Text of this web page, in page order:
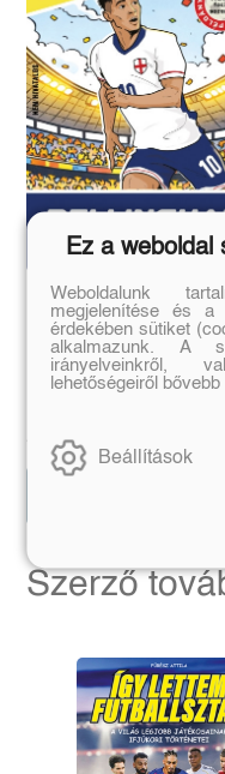
Bellingham - A
kezdetektől a
(Focihősök 2.0)
Matt Oldfield, Tom
4 990 Ft
Szerző
Ez a weboldal
Weboldalunk
megjelenítése és a
érdekében sütiket
alkalmazunk. A
irányelveinkről,
lehetőségeiről
Beállítások